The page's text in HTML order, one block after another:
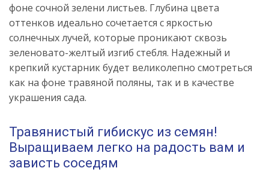
фоне сочной зелени листьев. Глубина цвета
оттенков идеально сочетается с яркостью
солнечных лучей, которые проникают сквозь
зеленовато-желтый изгиб стебля. Надежный и
крепкий кустарник будет великолепно смотреться
как на фоне травяной поляны, так и в качестве
украшения сада.
Травянистый гибискус из семян!
Выращиваем легко на радость вам и
зависть соседям